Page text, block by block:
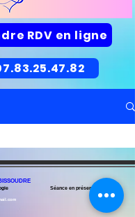
RDV en ligne
Séance en présentiel